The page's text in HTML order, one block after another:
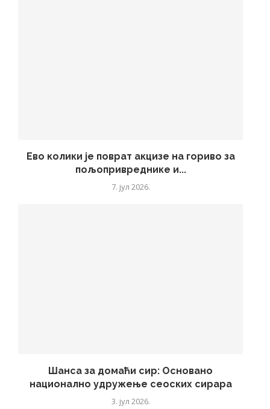
Ево колики је поврат акцизе на гориво за
пољопривреднике и...
7. јул 2026.
Шанса за домаћи сир: Основано
национално удружење сеоских сирара
3. јул 2026.